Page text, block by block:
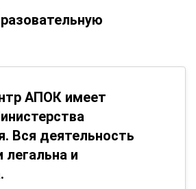
АПОК имеет
Вся деятельность
легальна и